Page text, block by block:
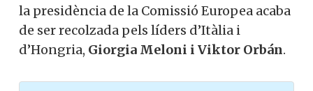
la presidència de la Comissió Europea acaba
de ser recolzada pels líders d’Itàlia i
d’Hongria, Giorgia Meloni i Viktor Orbán.